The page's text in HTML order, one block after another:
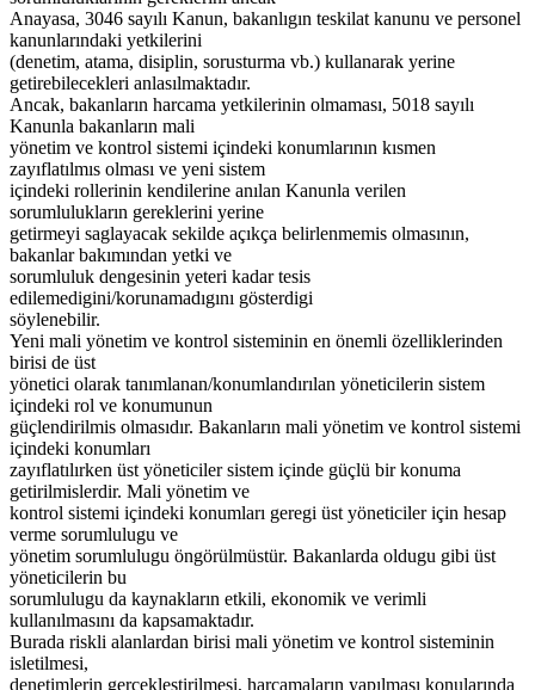
Anayasa, 3046 sayılı Kanun, bakanlıgın teskilat kanunu ve personel
kanunlarındaki yetkilerini
(denetim, atama, disiplin, sorusturma vb.) kullanarak yerine
getirebilecekleri anlasılmaktadır.
Ancak, bakanların harcama yetkilerinin olmaması, 5018 sayılı
Kanunla bakanların mali
yönetim ve kontrol sistemi içindeki konumlarının kısmen
zayıflatılmıs olması ve yeni sistem
içindeki rollerinin kendilerine anılan Kanunla verilen
sorumlulukların gereklerini yerine
getirmeyi saglayacak sekilde açıkça belirlenmemis olmasının,
bakanlar bakımından yetki ve
sorumluluk dengesinin yeteri kadar tesis
edilemedigini/korunamadıgını gösterdigi
söylenebilir.
Yeni mali yönetim ve kontrol sisteminin en önemli özelliklerinden
birisi de üst
yönetici olarak tanımlanan/konumlandırılan yöneticilerin sistem
içindeki rol ve konumunun
güçlendirilmis olmasıdır. Bakanların mali yönetim ve kontrol sistemi
içindeki konumları
zayıflatılırken üst yöneticiler sistem içinde güçlü bir konuma
getirilmislerdir. Mali yönetim ve
kontrol sistemi içindeki konumları geregi üst yöneticiler için hesap
verme sorumlulugu ve
yönetim sorumlulugu öngörülmüstür. Bakanlarda oldugu gibi üst
yöneticilerin bu
sorumlulugu da kaynakların etkili, ekonomik ve verimli
kullanılmasını da kapsamaktadır.
Burada riskli alanlardan birisi mali yönetim ve kontrol sisteminin
isletilmesi,
denetimlerin gerçeklestirilmesi, harcamaların yapılması konularında